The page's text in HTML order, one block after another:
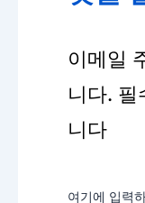
이메일
니다. 필
니다
여기에 입력